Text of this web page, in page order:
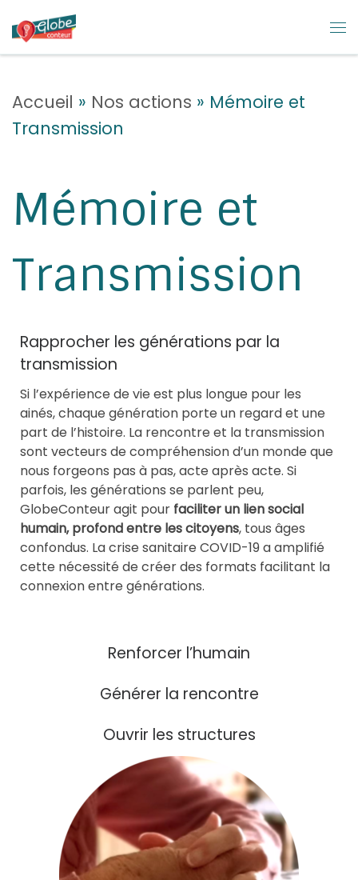
Skip to content
Accueil » Nos actions » Mémoire et
Transmission
Mémoire et
Transmission
Rapprocher les générations par la
transmission
Si l’expérience de vie est plus longue pour les
ainés, chaque génération porte un regard et une
part de l’histoire. La rencontre et la transmission
sont vecteurs de compréhension d’un monde que
nous forgeons pas à pas, acte après acte. Si
parfois, les générations se parlent peu,
GlobeConteur agit pour faciliter un lien social
humain, profond entre les citoyens, tous âges
confondus. La crise sanitaire COVID-19 a amplifié
cette nécessité de créer des formats facilitant la
connexion entre générations.
Renforcer l’humain
Générer la rencontre
Ouvrir les structures